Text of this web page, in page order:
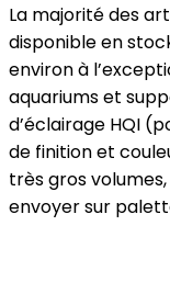
La majorité des
disponible en
environ à
aquariums et
d’éclairage HQI
de finition et
très gros
envoyer sur